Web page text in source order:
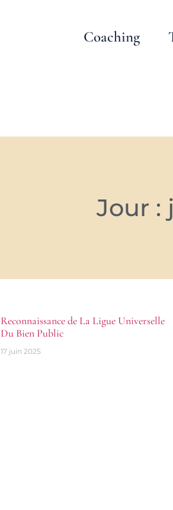
Coaching
Jour :
Reconnaissance de La Ligue Universelle
Du Bien Public
17 juin 2025